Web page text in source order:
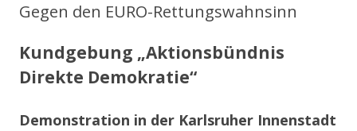
Gegen den EURO-Rettungswahnsinn
Kundgebung „Aktionsbündnis
Direkte Demokratie“
Demonstration in der Karlsruher Innenstadt